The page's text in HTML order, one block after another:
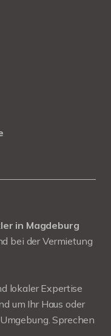
in Magdeburg
bei der Vermietung
lokaler Expertise
um Ihr Haus oder
Sprechen